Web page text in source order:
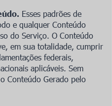
Esses padrões de
e qualquer Conteúdo
do Serviço. O Conteúdo
em sua totalidade, cumprir
federais,
aplicáveis. Sem
Conteúdo Gerado pelo